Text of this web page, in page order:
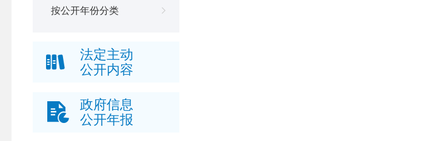
按公开年份分类
法定主动
公开内容
政府信息
公开年报